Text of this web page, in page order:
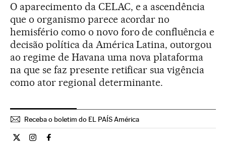
O aparecimento da CELAC, e a ascendência
que o organismo parece acordar no
hemisfério como o novo foro de confluência e
decisão política da América Latina, outorgou
ao regime de Havana uma nova plataforma
na que se faz presente retificar sua vigência
como ator regional determinante.
Receba o boletim do EL PAÍS América
Internacional El País Brasil en Twitter
Internacional El País Brasil en Instagram
Internacional El País Brasil en Facebook